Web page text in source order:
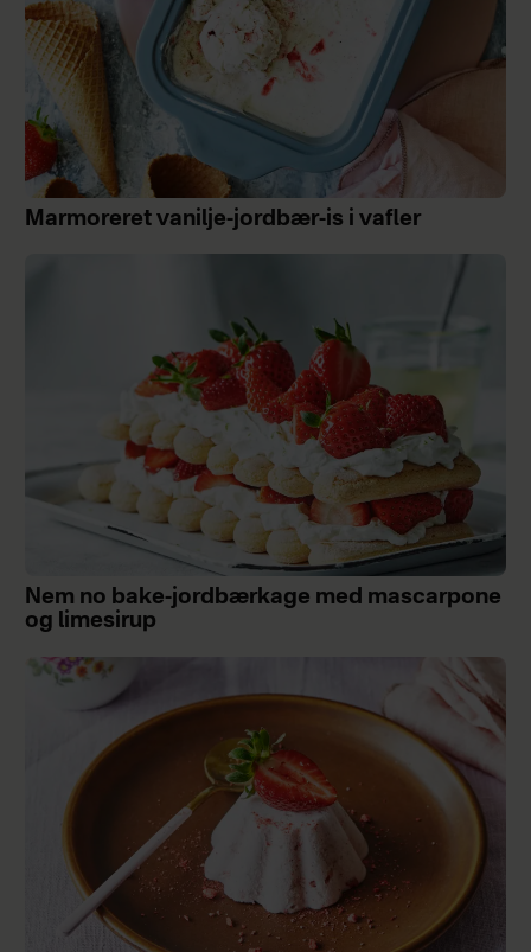
Marmoreret vanilje-jordbær-is i vafler
Nem no bake-jordbærkage med mascarpone
og limesirup